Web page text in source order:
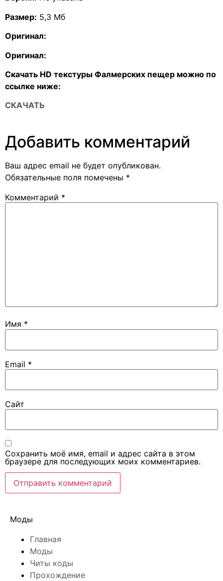
Размер: 5,3 Mб
Оригинал:
Оригинал:
Скачать HD текстуры Фалмерских пещер можно по
ссылке ниже:
СКАЧАТЬ
Добавить комментарий
Ваш адрес email не будет опубликован.
Обязательные поля помечены *
Комментарий *
Имя *
Email *
Сайт
Сохранить моё имя, email и адрес сайта в этом
браузере для последующих моих комментариев.
Моды
Главная
Моды
Читы коды
Прохождение